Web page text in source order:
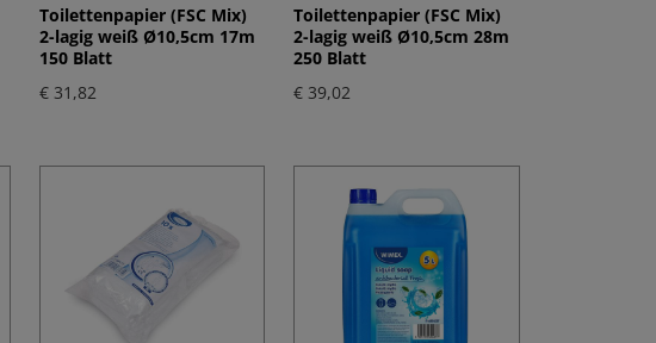
Toilettenpapier (FSC Mix)
2-lagig weiß Ø10,5cm 17m
150 Blatt
€ 31,82
Toilettenpapier (FSC Mix)
2-lagig weiß Ø10,5cm 28m
250 Blatt
€ 39,02